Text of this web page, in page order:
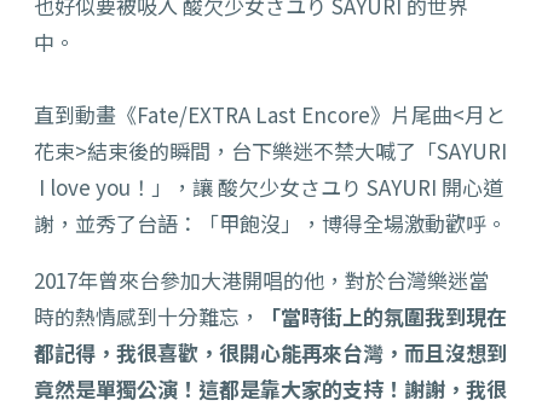
中。
直到動畫《Fate/EXTRA Last Encore》片尾曲<月と
花束>結束後的瞬間， 台下樂迷不禁大喊了「SAYURI
I love you！」，讓 酸欠少女さユり SAYURI 開心道
謝，並秀了台語：「甲飽沒」，博得全場激動歡呼。
2017年曾來台參加大港開唱的他， 對於台灣樂迷當
時的熱情感到十分難忘，
「當時街上的氛圍我到現在
都記得，我很喜歡，很開心能再來台灣， 而且沒想到
竟然是單獨公演！這都是靠大家的支持！謝謝， 我很